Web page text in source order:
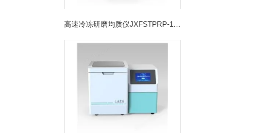
高速冷冻研磨均质仪JXFSTPRP-192CL